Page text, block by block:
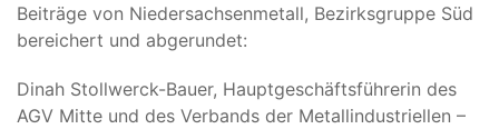
Beiträge von Niedersachsenmetall, Bezirksgruppe Süd
bereichert und abgerundet:
Dinah Stollwerck-Bauer, Hauptgeschäftsführerin des
AGV Mitte und des Verbands der Metallindustriellen –